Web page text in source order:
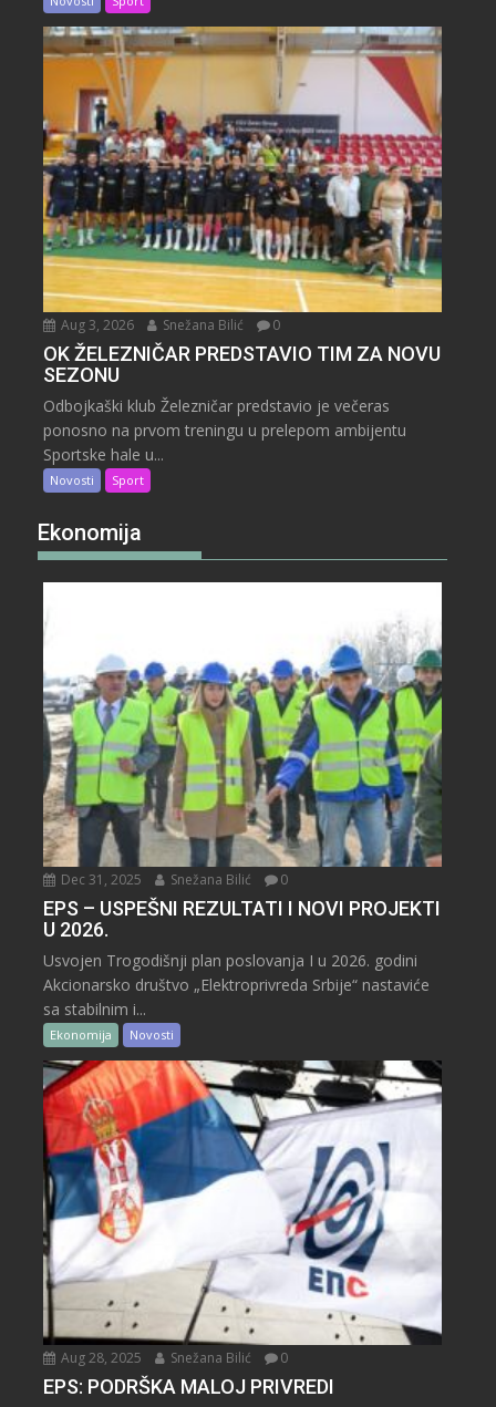
Aug 3, 2026 Snežana Bilić 0
OK ŽELEZNIČAR PREDSTAVIO TIM ZA NOVU
SEZONU
Odbojkaški klub Železničar predstavio je večeras
ponosno na prvom treningu u prelepom ambijentu
Sportske hale u...
Novosti Sport
Ekonomija
Dec 31, 2025 Snežana Bilić 0
EPS – USPEŠNI REZULTATI I NOVI PROJEKTI
U 2026.
Usvojen Trogodišnji plan poslovanja I u 2026. godini
Akcionarsko društvo „Elektroprivreda Srbije“ nastaviće
sa stabilnim i...
Ekonomija Novosti
Aug 28, 2025 Snežana Bilić 0
EPS: PODRŠKA MALOJ PRIVREDI